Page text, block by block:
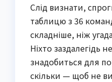
Слід визнати,
таблицю з 36
складніше, ніж
Ніхто заздалегідь
знадобиться для
скільки — щоб не